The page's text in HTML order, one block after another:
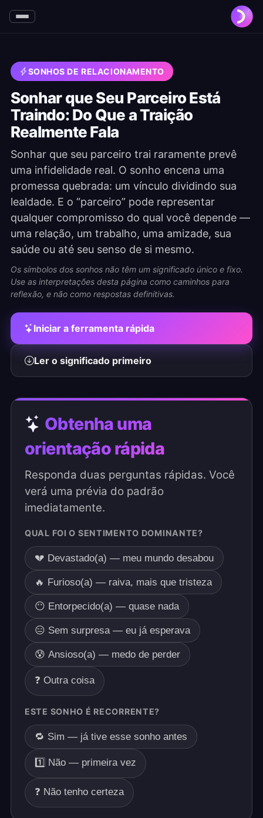
SONHOS DE RELACIONAMENTO
Sonhar que Seu Parceiro Está
Traindo: Do Que a Traição
Realmente Fala
Sonhar que seu parceiro trai raramente prevê
uma infidelidade real. O sonho encena uma
promessa quebrada: um vínculo dividindo sua
lealdade. E o “parceiro” pode representar
qualquer compromisso do qual você depende —
uma relação, um trabalho, uma amizade, sua
saúde ou até seu senso de si mesmo.
Os símbolos dos sonhos não têm um significado único e fixo.
Use as interpretações desta página como caminhos para
reflexão, e não como respostas definitivas.
Iniciar a ferramenta rápida
Ler o significado primeiro
Obtenha uma
orientação rápida
Responda duas perguntas rápidas. Você
verá uma prévia do padrão
imediatamente.
QUAL FOI O SENTIMENTO DOMINANTE?
💔 Devastado(a) — meu mundo desabou
🔥 Furioso(a) — raiva, mais que tristeza
😶 Entorpecido(a) — quase nada
😑 Sem surpresa — eu já esperava
😰 Ansioso(a) — medo de perder
❓ Outra coisa
ESTE SONHO É RECORRENTE?
🔁 Sim — já tive esse sonho antes
1️⃣ Não — primeira vez
❓ Não tenho certeza